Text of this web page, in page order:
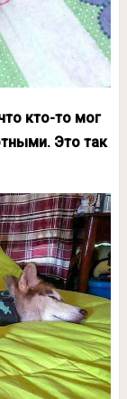
кто-то мог
Это так